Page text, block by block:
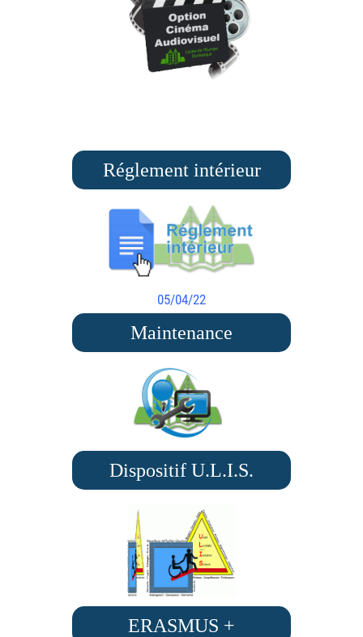
Réglement intérieur
05/04/22
Maintenance
Dispositif U.L.I.S.
ERASMUS +